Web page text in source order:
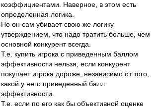
коэффициентами. Наверное, в этом есть
определенная логика.
Но он сам убивает свою же логику
утверждением, что надо тратить больше, чем
основной конкурент всегда.
Т.е. купить игрока с приведенным баллом
эффективности нельзя, если конкурент
покупает игрока дороже, независимо от того,
какой у него приведенный балл
эффективности.
Т.е. если по его как бы объективной оценке